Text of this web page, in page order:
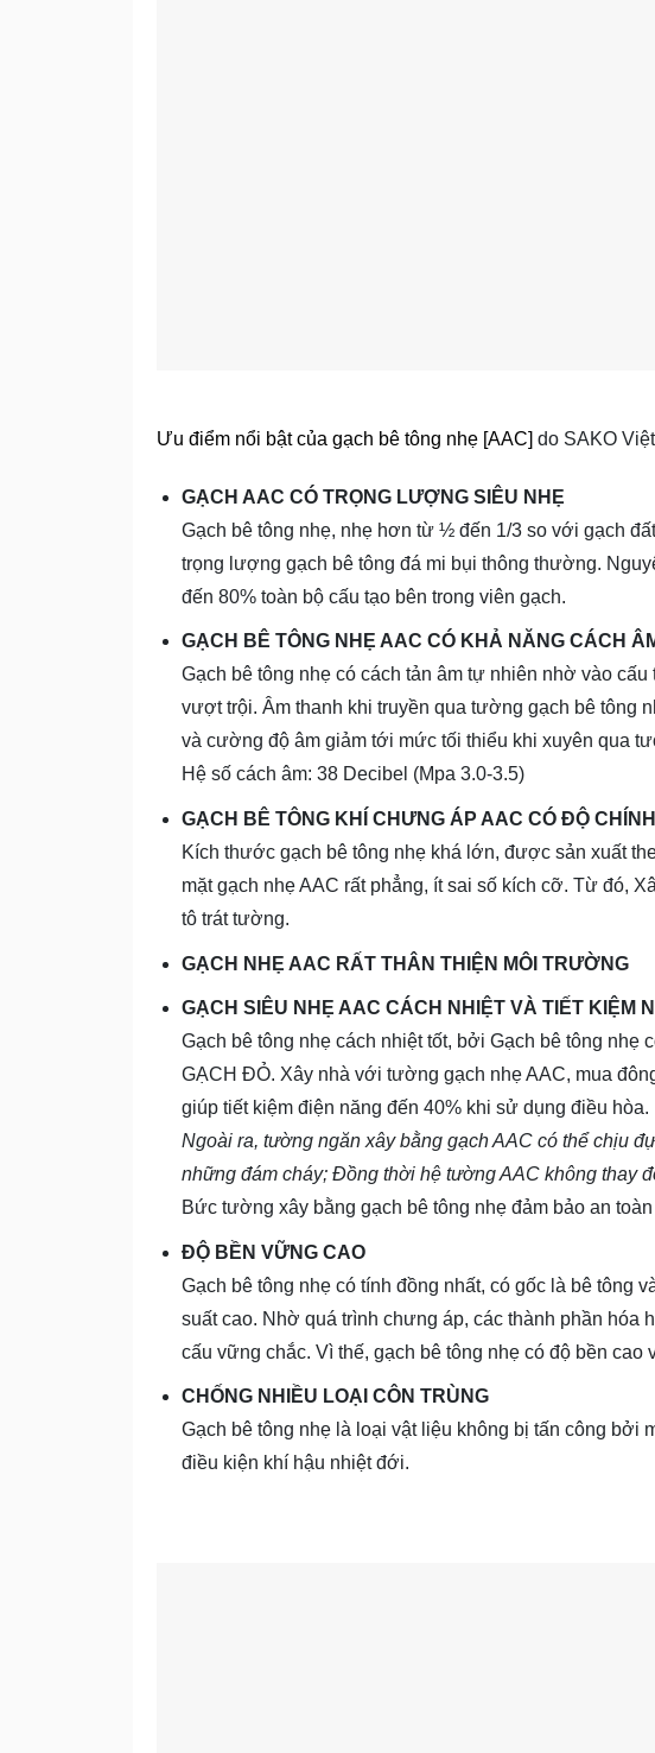
Ưu điểm nổi bật của gạch bê tông nhẹ [AAC] do SAKO
GẠCH AAC CÓ TRỌNG LƯỢNG SIÊU NHẸ
Gạch bê tông nhẹ, nhẹ hơn từ ½ đến 1/3 so với gạch
trọng lượng gạch bê tông đá mi bụi thông thường.
đến 80% toàn bộ cấu tạo bên trong viên gạch.
GẠCH BÊ TÔNG NHẸ AAC CÓ KHẢ NĂNG CÁCH
Gạch bê tông nhẹ có cách tản âm tự nhiên nhờ vào
vượt trội. Âm thanh khi truyền qua tường gạch bê tông
và cường độ âm giảm tới mức tối thiểu khi xuyên qua
Hệ số cách âm: 38 Decibel (Mpa 3.0-3.5)
GẠCH BÊ TÔNG KHÍ CHƯNG ÁP AAC CÓ ĐỘ
Kích thước gạch bê tông nhẹ khá lớn, được sản xuất
mặt gạch nhẹ AAC rất phẳng, ít sai số kích cỡ. Từ đó,
tô trát tường.
GẠCH NHẸ AAC RẤT THÂN THIỆN MÔI TRƯỜNG
GẠCH SIÊU NHẸ AAC CÁCH NHIỆT VÀ TIẾT KIỆM
Gạch bê tông nhẹ cách nhiệt tốt, bởi Gạch bê tông nhẹ
GẠCH ĐỎ. Xây nhà với tường gạch nhẹ AAC, mua
giúp tiết kiệm điện năng đến 40% khi sử dụng điều hòa.
Ngoài ra, tường ngăn xây bằng gạch AAC có thể chịu
những đám cháy; Đồng thời hệ tường AAC không thay
Bức tường xây bằng gạch bê tông nhẹ đảm bảo an
ĐỘ BỀN VỮNG CAO
Gạch bê tông nhẹ có tính đồng nhất, có gốc là bê tông
suất cao. Nhờ quá trình chưng áp, các thành phần hóa
cấu vững chắc. Vì thế, gạch bê tông nhẹ có độ bền
CHỐNG NHIỀU LOẠI CÔN TRÙNG
Gạch bê tông nhẹ là loại vật liệu không bị tấn công bởi
điều kiện khí hậu nhiệt đới.